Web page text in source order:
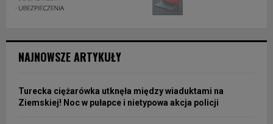
NAJNOWSZE ARTYKUŁY
Turecka ciężarówka utknęła między wiaduktami na
Ziemskiej! Noc w pułapce i nietypowa akcja policji